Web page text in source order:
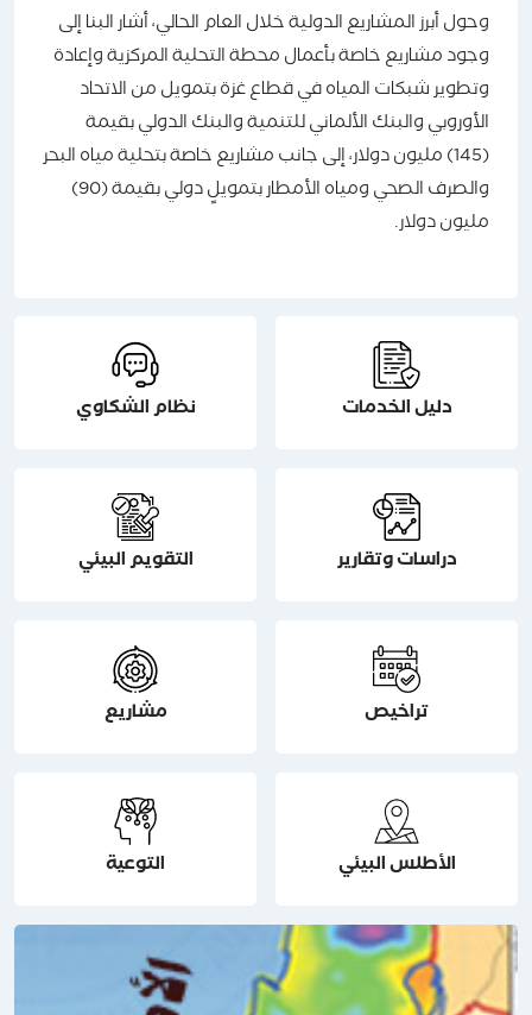
وحول أبرز المشاريع الدولية خلال العام الحالي، أشار البنا إلى
وجود مشاريع خاصة بأعمال محطة التحلية المركزية وإعادة
وتطوير شبكات المياه في قطاع غزة بتمويل من الاتحاد
الأوروبي والبنك الألماني للتنمية والبنك الدولي بقيمة
(145) مليون دولار، إلى جانب مشاريع خاصة بتحلية مياه البحر
والصرف الصحي ومياه الأمطار بتمويلٍ دولي بقيمة (90)
مليون دولار.
دليل الخدمات نظام الشكاوي
دراسات وتقارير التقويم البيئي
تراخيص مشاريع
الأطلس البيئي التوعية